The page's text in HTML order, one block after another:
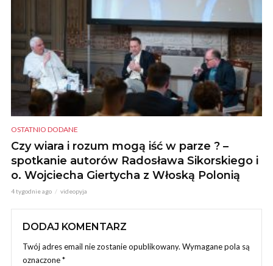
OSTATNIO DODANE
Czy wiara i rozum mogą iść w parze ? –
spotkanie autorów Radosława Sikorskiego i
o. Wojciecha Giertycha z Włoską Polonią
4 tygodnie ago videopyja
DODAJ KOMENTARZ
Twój adres email nie zostanie opublikowany. Wymagane pola są
oznaczone*